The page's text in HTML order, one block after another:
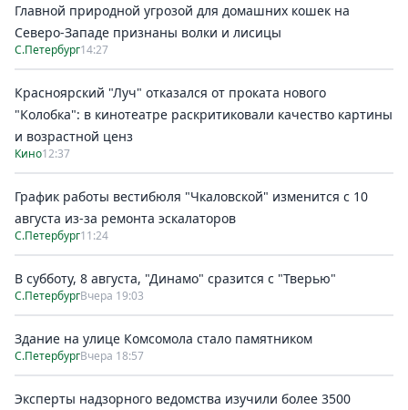
Главной природной угрозой для домашних кошек на
Северо-Западе признаны волки и лисицы
С.Петербург14:27
Красноярский "Луч" отказался от проката нового
"Колобка": в кинотеатре раскритиковали качество картины
и возрастной ценз
Кино12:37
График работы вестибюля "Чкаловской" изменится с 10
августа из-за ремонта эскалаторов
С.Петербург11:24
В субботу, 8 августа, "Динамо" сразится с "Тверью"
С.ПетербургВчера 19:03
Здание на улице Комсомола стало памятником
С.ПетербургВчера 18:57
Эксперты надзорного ведомства изучили более 3500